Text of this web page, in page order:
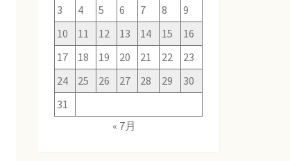
3
4 5 6 7 8
9
10
11 12 13 14 15
16
17
18 19 20 21 22
23
24
25 26 27 28 29
30
31
« 7月